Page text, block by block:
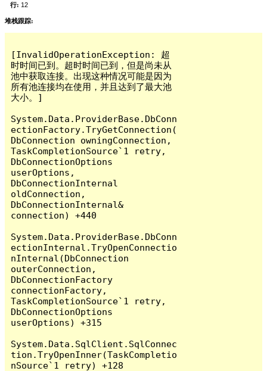
行: 12
堆栈跟踪:
[InvalidOperationException: 超
时时间已到。超时时间已到，但是尚未从
池中获取连接。出现这种情况可能是因为
所有池连接均在使用，并且达到了最大池
大小。]
System.Data.ProviderBase.DbConn
ectionFactory.TryGetConnection(
DbConnection owningConnection,
TaskCompletionSource`1 retry,
DbConnectionOptions
userOptions,
DbConnectionInternal
oldConnection,
DbConnectionInternal&
connection) +440
System.Data.ProviderBase.DbConn
ectionInternal.TryOpenConnectio
nInternal(DbConnection
outerConnection,
DbConnectionFactory
connectionFactory,
TaskCompletionSource`1 retry,
DbConnectionOptions
userOptions) +315
System.Data.SqlClient.SqlConnec
tion.TryOpenInner(TaskCompletio
nSource`1 retry) +128